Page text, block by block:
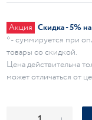
Акция Скидка - 5%
* - суммируется при
товары со скидкой.
Цена действительна
может отличаться от